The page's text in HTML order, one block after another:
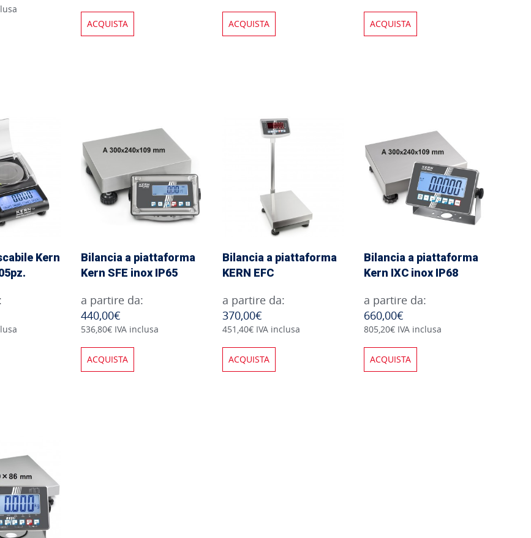
ACQUISTA ACQUISTA ACQUISTA
Kern
Bilancia a piattaforma
Kern SFE inox IP65
a partire da:
440,00€
536,80€ IVA inclusa
ACQUISTA
Bilancia a piattaforma
KERN EFC
a partire da:
370,00€
451,40€ IVA inclusa
ACQUISTA
Bilancia a piattaforma
Kern IXC inox IP68
a partire da:
660,00€
805,20€ IVA inclusa
ACQUISTA